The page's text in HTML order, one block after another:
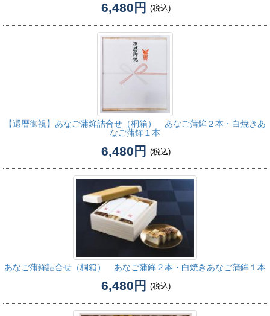
6,480円 (税込)
【還暦御祝】 あなご蒲鉾詰合せ（桐箱） あなご蒲鉾２本・白焼きあ
なご蒲鉾１本
6,480円 (税込)
あなご蒲鉾詰合せ（桐箱） あなご蒲鉾２本・白焼きあなご蒲鉾１本
6,480円 (税込)